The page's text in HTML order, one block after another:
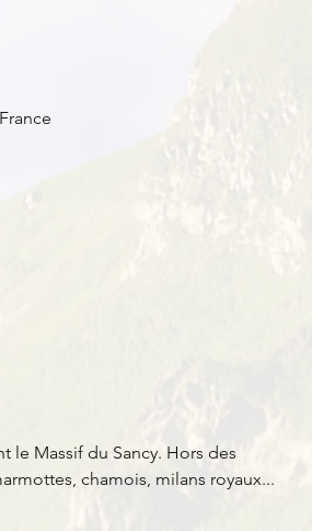
le Massif du Sancy. Hors des
chamois, milans royaux...